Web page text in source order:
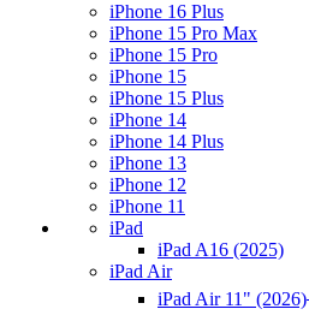
iPhone 16 Plus
iPhone 15 Pro Max
iPhone 15 Pro
iPhone 15
iPhone 15 Plus
iPhone 14
iPhone 14 Plus
iPhone 13
iPhone 12
iPhone 11
iPad
iPad A16 (2025)
iPad Air
iPad Air 11" (2026)